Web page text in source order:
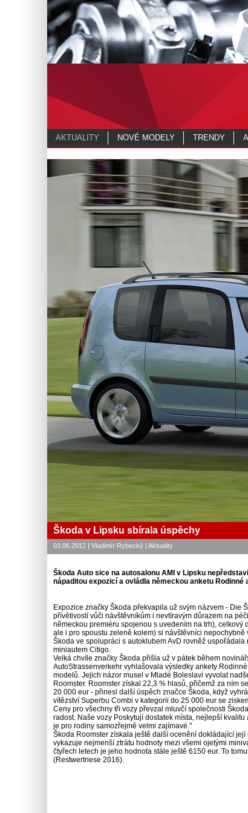
Škoda v Lipsku sbírala úspěchy
03.06.2012 | Vladimír Rybecký | Aktuality
Škoda Auto sice na autosalonu AMI v Lipsku
nápaditou expozicí a ovládla německou anketu Rodinné
Expozice značky Škoda překvapila už svým názvem -
přívětivostí vůči návštěvníkům i nevtíravým důrazem na
německou premiéru spojenou s uvedením na trh),
ale i pro spoustu zeleně kolem) si návštěvníci
Škoda ve spolupráci s autoklubem AvD rovněž
miniautem Citigo.
Velká chvíle značky Škoda přišla už v pátek během
AutoStrassenverkehr vyhlašovala výsledky ankety
modelů. Jejich názor musel v Mladé Boleslavi vyvolat
Roomster. Roomster získal 22,3 % hlasů, přičemž za ním
20 000 eur - přinesl další úspěch značce Škoda, když
vítězství Superbu Combi v kategorii do 25 000 eur se
Ceny pro všechny tři vozy převzal mluvčí společnosti
radost. Naše vozy Poskytují dostatek místa, nejlepší
je pro rodiny samozřejmě velmi zajímavé."
Škoda Roomster získala ještě další ocenění dokládající
vykazuje nejmenší ztrátu hodnoty mezi všemi ojetými
čtyřech letech je jeho hodnota stále ještě 6150 eur. To
(Restwertriese 2016).
AKTUALITY NOVÉ MODELY TRENDY